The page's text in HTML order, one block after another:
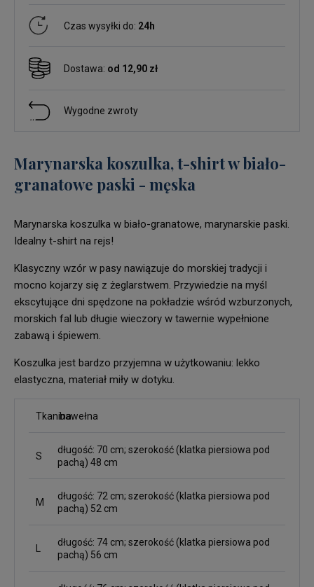
Czas wysyłki do: 24h
Dostawa: od 12,90 zł
Wygodne zwroty
Marynarska koszulka, t-shirt w biało-
granatowe paski - męska
Marynarska koszulka w biało-granatowe, marynarskie paski.
Idealny t-shirt na rejs!
Klasyczny wzór w pasy nawiązuje do morskiej tradycji i
mocno kojarzy się z żeglarstwem. Przywiedzie na myśl
ekscytujące dni spędzone na pokładzie wśród wzburzonych,
morskich fal lub długie wieczory w tawernie wypełnione
zabawą i śpiewem.
Koszulka jest bardzo przyjemna w użytkowaniu: lekko
elastyczna, materiał miły w dotyku.
Tkaninabawełna
S
długość: 70 cm; szerokość (klatka piersiowa pod
pachą) 48 cm
M
długość: 72 cm; szerokość (klatka piersiowa pod
pachą) 52 cm
długość: 74 cm; szerokość (klatka piersiowa pod
pachą) 56 cm